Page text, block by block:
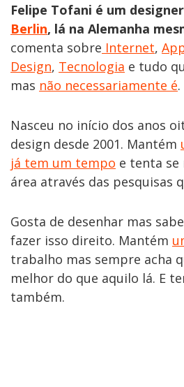
Felipe Tofani é um
Berlin, lá na Alemanha
comenta sobre Internet,
Design, Tecnologia e tudo
mas não necessariamente é.
Nasceu no início dos anos
design desde 2001. Mantém
já tem um tempo e tenta se
área através das pesquisas
Gosta de desenhar mas
fazer isso direito. Mantém
trabalho mas sempre acha
melhor do que aquilo lá. E
também.